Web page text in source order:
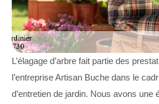
L’élagage d’arbre fait partie des
l’entreprise Artisan Buche dans le
d’entretien de jardin. Nous avons une